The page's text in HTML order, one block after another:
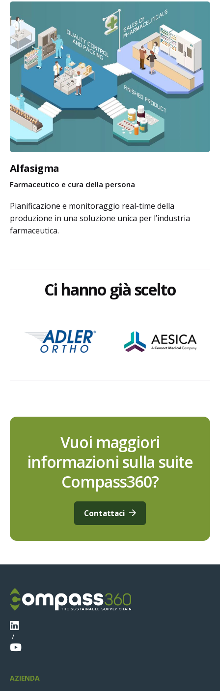
Alfasigma
Farmaceutico e cura della persona
Pianificazione e monitoraggio real-time della
produzione in una soluzione unica per l’industria
farmaceutica.
Ci hanno già scelto
Vuoi maggiori
informazioni sulla suite
Compass360?
Contattaci
/
AZIENDA